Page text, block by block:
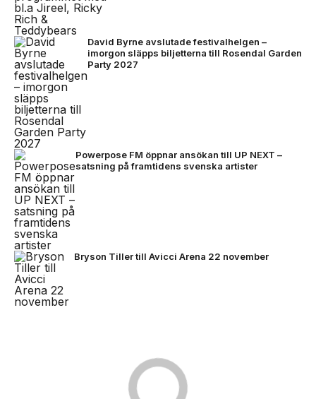
David Byrne avslutade festivalhelgen –
imorgon släpps biljetterna till Rosendal Garden
Party 2027
Powerpose FM öppnar ansökan till UP NEXT –
satsning på framtidens svenska artister
Bryson Tiller till Avicci Arena 22 november